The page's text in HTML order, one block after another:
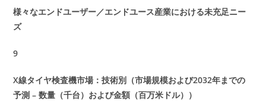
様々なエンドユーザー／エンドユース産業における未充足ニー
ズ
9
X線タイヤ検査機市場：技術別（市場規模および2032年までの
予測 – 数量（千台）および金額（百万米ドル））